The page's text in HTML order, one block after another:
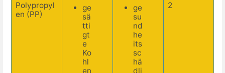
Polypropyl
en (PP)
ge
sä
tti
gt
e
Ko
hl
en
ge
su
nd
he
its
sc
hä
dli
2